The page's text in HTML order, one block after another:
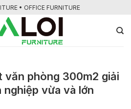
• OFFICE FURNITURE
văn phòng 300m2 giải
nghiệp vừa và lớn